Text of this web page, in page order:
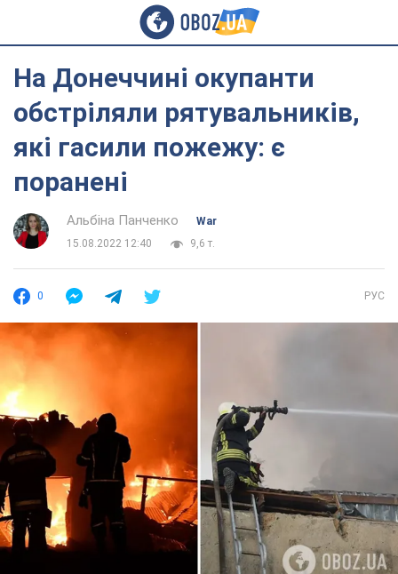
На Донеччині окупанти
обстріляли рятувальників,
які гасили пожежу: є
поранені
Альбіна Панченко
War
15.08.2022 12:40
9,6 т.
0 РУС